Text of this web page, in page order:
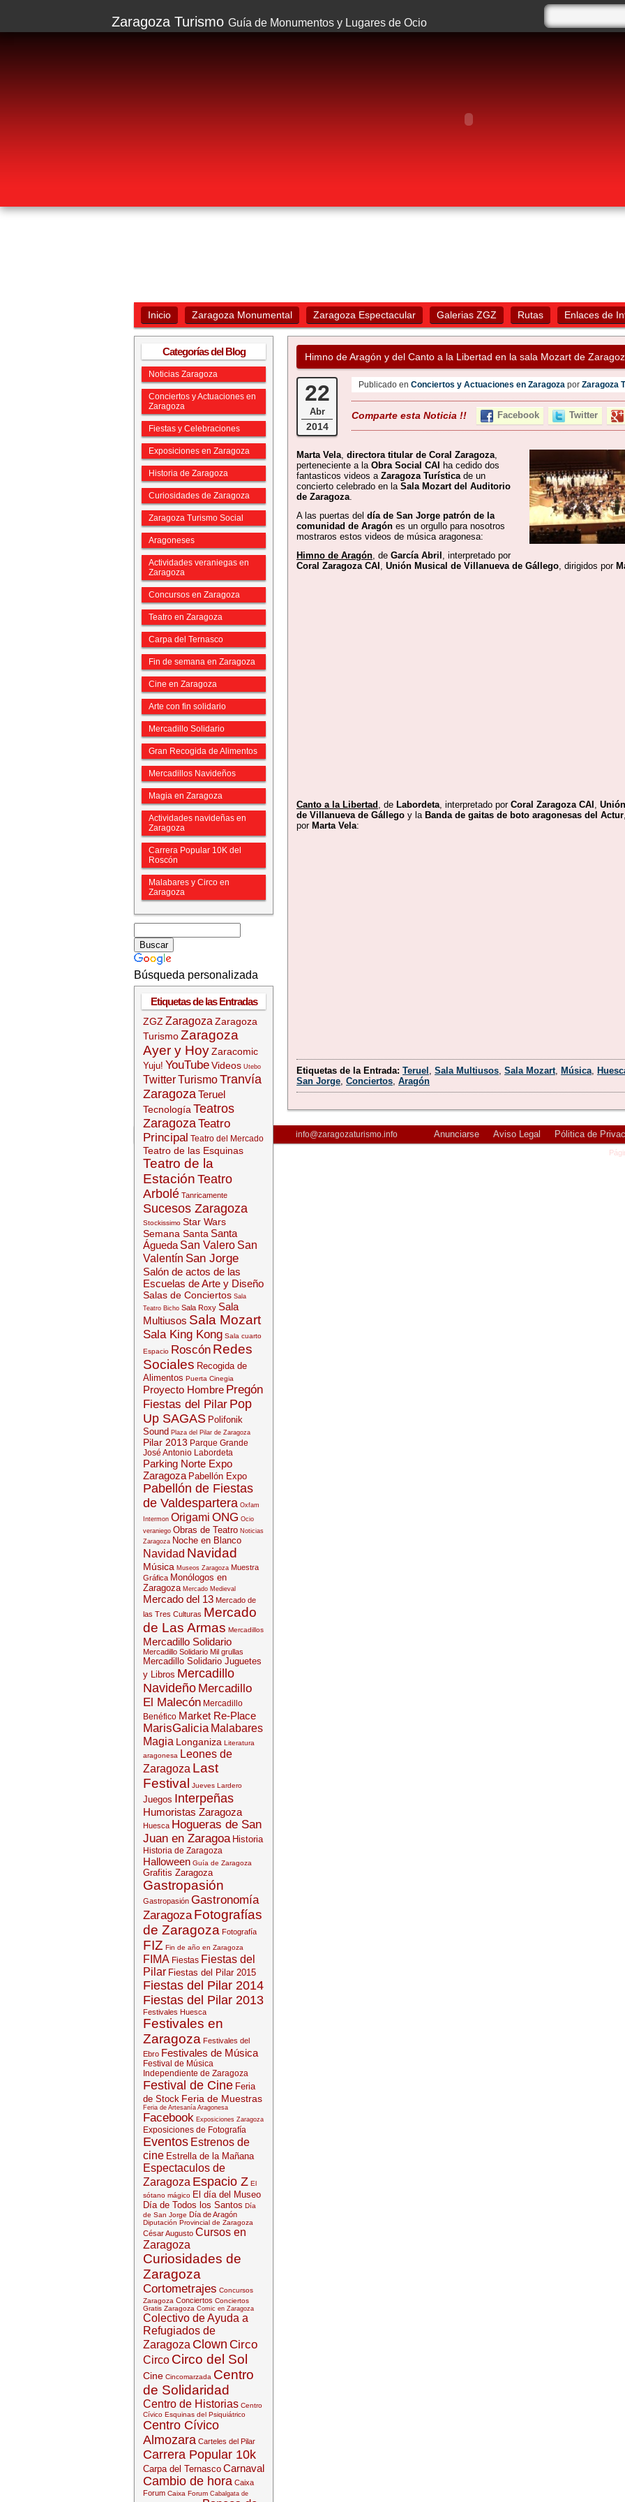
Zaragoza Turismo Guía de Monumentos y Lugares de Ocio
Inicio Zaragoza Monumental Zaragoza Espectacular Galerias ZGZ Rutas Enlaces de
Categorías del Blog
Noticias Zaragoza
Conciertos y Actuaciones en
Zaragoza
Fiestas y Celebraciones
Exposiciones en Zaragoza
Historia de Zaragoza
Curiosidades de Zaragoza
Zaragoza Turismo Social
Aragoneses
Actividades veraniegas en
Zaragoza
Concursos en Zaragoza
Teatro en Zaragoza
Carpa del Ternasco
Fin de semana en Zaragoza
Cine en Zaragoza
Arte con fin solidario
Mercadillo Solidario
Gran Recogida de Alimentos
Mercadillos Navideños
Magia en Zaragoza
Actividades navideñas en
Zaragoza
Carrera Popular 10K del
Roscón
Malabares y Circo en
Zaragoza
Búsqueda personalizada
Etiquetas de las Entradas
ZGZ Zaragoza Zaragoza
TurismoZaragoza
Ayer y HoyZaracomic
Yuju! YouTubeVideos Utebo
TwitterTurismoTranvía
ZaragozaTeruel
Tecnología Teatros
ZaragozaTeatro
Principal Teatro del Mercado
Teatro de las Esquinas
Teatro de la
Estación Teatro
Arbolé Tanricamente
Sucesos Zaragoza
Stockissimo Star Wars
Semana Santa Santa
Águeda San Valero San
Valentín San Jorge
Salón de actos de las
Escuelas de Arte y Diseño
Salas de Conciertos Sala
Teatro Bicho Sala Roxy Sala
Multiusos Sala Mozart
Sala King Kong Sala cuarto
Espacio Roscón Redes
Sociales Recogida de
Alimentos Puerta Cinegia
Proyecto Hombre Pregón
Fiestas del Pilar Pop
Up SAGAS Polifonik
Sound Plaza del Pilar de Zaragoza
Pilar 2013 Parque Grande
José Antonio Labordeta
Parking Norte Expo
Zaragoza Pabellón Expo
Pabellón de Fiestas
de Valdespartera Oxfam
Intermon Origami ONG Ocio
veraniego Obras de Teatro Noticias
Zaragoza Noche en Blanco
Navidad Navidad
Música Museos Zaragoza Muestra
Gráfica Monólogos en
Zaragoza Mercado Medieval
Mercado del 13 Mercado de
las Tres Culturas Mercado
de Las Armas Mercadillos
Mercadillo Solidario
Mercadillo Solidario Mil grullas
Mercadillo Solidario Juguetes
y Libros Mercadillo
Navideño Mercadillo
El Malecón Mercadillo
Benéfico Market Re-Place
MarisGalicia Malabares
Magia Longaniza Literatura
aragonesa
Leones de
Zaragoza Last
Festival
Jueves Lardero
Juegos Interpeñas
Humoristas Zaragoza
Huesca Hogueras de San
Juan en Zaragoa Historia
Historia de Zaragoza
Halloween Guía de Zaragoza
Grafitis Zaragoza
Gastropasión
Gastropasión Gastronomía
Zaragoza Fotografías
de Zaragoza Fotografía
FIZ Fin de año en Zaragoza
FIMA Fiestas Fiestas del
Pilar Fiestas del Pilar 2015
Fiestas del Pilar 2014
Fiestas del Pilar 2013
Festivales Huesca
Festivales en
Zaragoza Festivales del
Ebro Festivales de Música
Festival de Música
Independiente de Zaragoza
Festival de Cine Feria
de Stock Feria de Muestras
Feria de Artesanía Aragonesa
Facebook Exposiciones Zaragoza
Exposiciones de Fotografía
Eventos Estrenos de
cine Estrella de la Mañana
Espectaculos de
Zaragoza Espacio Z El
sótano mágico El día del Museo
Día de Todos los Santos Día
de San Jorge Día de Aragón
Diputación Provincial de Zaragoza
César Augusto Cursos en
Zaragoza
Curiosidades de
Zaragoza
Cortometrajes Concursos
Zaragoza Conciertos Conciertos
Gratis Zaragoza Comic en Zaragoza
Colectivo de Ayuda a
Refugiados de
Zaragoza Clown Circo
Circo Circo del Sol
Cine Cincomarzada Centro
de Solidaridad
Centro de Historias Centro
Cívico Esquinas del Psiquiátrico
Centro Cívico
Almozara Carteles del Pilar
Carrera Popular 10k
Carpa del Ternasco Carnaval
Cambio de hora Caixa
Forum Caixa Forum Cabalgata de
Himno de Aragón y del Canto a la Libertad en la sala Mozart de
22
Abr
2014
Publicado en Conciertos y Actuaciones en Zaragoza por Zaragoza
Comparte esta Noticia !! Facebook Twitter
Marta Vela, directora titular de Coral Zaragoza,
perteneciente a la Obra Social CAI
ha cedido dos
fantasticos videos a Zaragoza Turísticade un
concierto celebrado en la Sala Mozart del Auditorio
de Zaragoza.
A las puertas del día de San Jorge patrón de la
comunidad de Aragón es un orgullo para nosotros
mostraros estos videos de música aragonesa:
Himno de Aragón, de García Abril , interpretado por
Coral Zaragoza CAI , Unión Musical de Villanueva de Gállego, dirigidos por
Canto a la Libertad , de Labordeta, interpretado por Coral Zaragoza CAI ,
de Villanueva de Gállego y la Banda de gaitas de boto aragonesas del Actur
por Marta Vela:
Etiquetas de la Entrada: Teruel , Sala Multiusos, Sala Mozart, Música,
San Jorge, Conciertos, Aragón
info@zaragozaturismo.info Anunciarse Aviso Legal Pólitica de